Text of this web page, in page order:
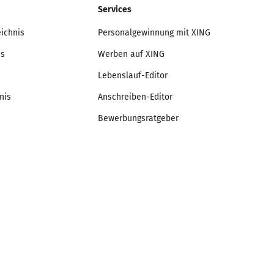
Services
Personalgewinnung mit XING
Werben auf XING
Lebenslauf-Editor
Anschreiben-Editor
Bewerbungsratgeber